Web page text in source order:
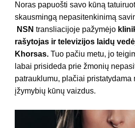
Noras papuošti savo kūną
skausmingą nepasitenkinimą
NSN transliacijoje pažymėjo
rašytojas ir televizijos laidų
Khorsas. Tuo pačiu metu, jo
labai prisideda prie žmonių
patrauklumu, plačiai pristatydama
įžymybių kūnų vaizdus.